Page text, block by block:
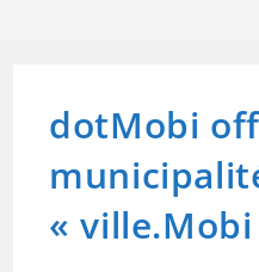
dotMobi
« ville.Mobi